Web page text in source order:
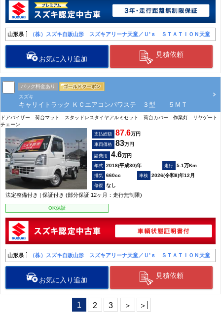
山形県 （株）スズキ自販山形 スズキアリーナ天童／Ｕ’ｓ ＳＴＡＴＩＯＮ天童
お気に入り追加
見積依頼
パック料金あり
スズキ
キャリイトラック ＫＣエアコンパワステ ３型 ５ＭＴ
ドアバイザー 荷台マット スタッドレスタイヤアルミセット 荷台カバー 作業灯 リヤゲート
チェーン
支払総額 87.6万円
車両価格 83万円
諸費用 4.6万円
2018(平成30)年
5.1万Km
660cc
2026(令和8)年12月
なし
法定整備付き | 保証付き (部分保証 12ヶ月：走行無制限)
OK保証
山形県 （株）スズキ自販山形 スズキアリーナ天童／Ｕ’ｓ ＳＴＡＴＩＯＮ天童
お気に入り追加
見積依頼
1 2 3 ＞ ＞